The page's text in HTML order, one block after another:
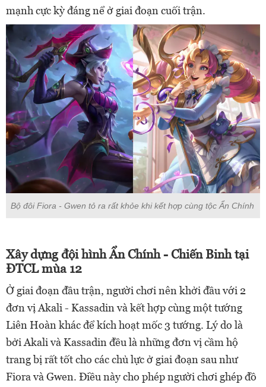
mạnh cực kỳ đáng nể ở giai đoạn cuối trận.
Bộ đôi Fiora - Gwen tỏ ra rất khỏe khi kết hợp cùng tộc Ẩn Chính
Xây dựng đội hình Ẩn Chính - Chiến Binh tại
ĐTCL mùa 12
Ở giai đoạn đầu trận, người chơi nên khởi đầu với 2
đơn vị Akali - Kassadin và kết hợp cùng một tướng
Liên Hoàn khác để kích hoạt mốc 3 tướng. Lý do là
bởi Akali và Kassadin đều là những đơn vị cầm hộ
trang bị rất tốt cho các chủ lực ở giai đoạn sau như
Fiora và Gwen. Điều này cho phép người chơi ghép đồ